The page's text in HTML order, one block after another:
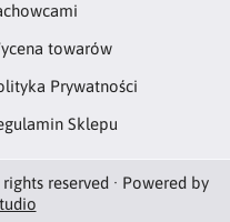
towarów
Prywatności
Sklepu
reserved · Powered by